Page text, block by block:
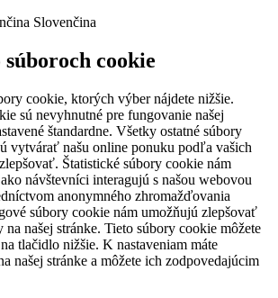
Slovenčina
cookie
cookie, ktorých výber nájdete nižšie.
sú nevyhnutné pre fungovanie našej
štandardne. Všetky ostatné súbory
vytvárať našu online ponuku podľa vašich
Štatistické súbory cookie nám
návštevníci interagujú s našou webovou
anonymného zhromažďovania
súbory cookie nám umožňujú zlepšovať
našej stránke. Tieto súbory cookie môžete
tlačidlo nižšie. K nastaveniam máte
našej stránke a môžete ich zodpovedajúcim